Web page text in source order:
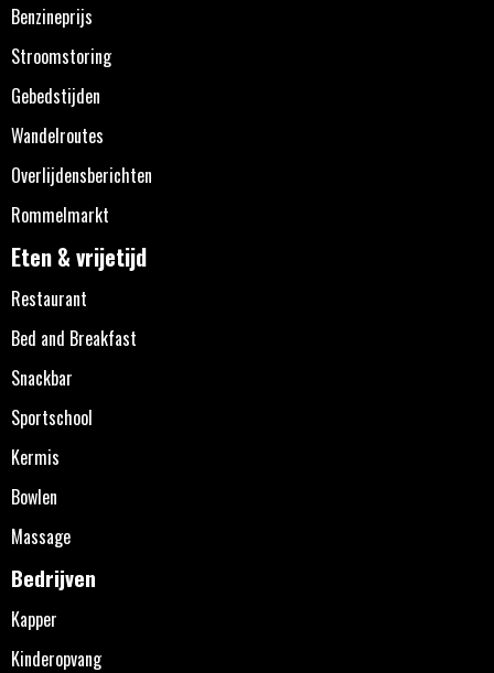
Benzineprijs
Stroomstoring
Gebedstijden
Wandelroutes
Overlijdensberichten
Rommelmarkt
Eten & vrijetijd
Restaurant
Bed and Breakfast
Snackbar
Sportschool
Kermis
Bowlen
Massage
Bedrijven
Kapper
Kinderopvang